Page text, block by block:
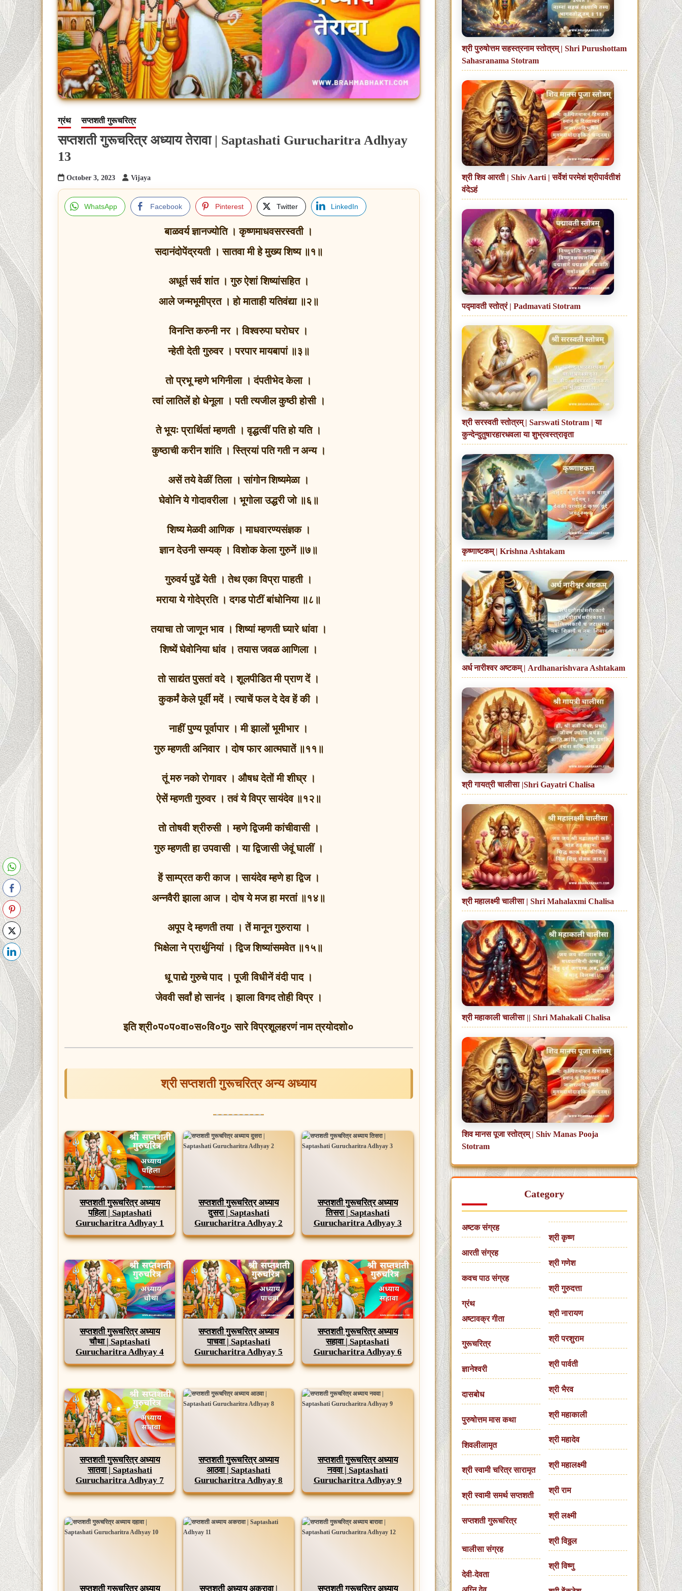
ग्रंथ सप्तशती गुरूचरित्र
सप्तशती गुरूचरित्र अध्याय तेरावा | Saptashati Gurucharitra Adhyay
13
October 3, 2023 Vijaya
WhatsApp Facebook Pinterest Twitter LinkedIn
बाळवर्य ज्ञानज्योति । कृष्णमाधवसरस्वती ।
सदानंदोपेंद्रयती । सातवा मी हे मुख्य शिष्य ॥१॥
अधूर्त सर्व शांत । गुरु ऐशां शिष्यांसहित ।
आले जन्मभूमीप्रत । हो माताही यतिवंद्या ॥२॥
विनन्ति करुनी नर । विश्वरुपा घरोघर ।
न्हेती देती गुरुवर । परपार मायबापां ॥३॥
तो प्रभू म्हणे भगिनीला । दंपतीभेद केला ।
त्वां लातिलें हो धेनूला । पती त्यजील कुष्ठी होसी ।
ते भूयः प्रार्थितां म्हणती । वृद्धत्वीं पति हो यति ।
कुष्ठाची करीन शांति । स्त्रियां पति गती न अन्य ।
असें तये वेळीं तिला । सांगोन शिष्यमेळा ।
घेवोनि ये गोदावरीला । भूगोला उद्धरी जो ॥६॥
शिष्य मेळवी आणिक । माधवारण्यसंज्ञक ।
ज्ञान देउनी सम्यक् । विशोक केला गुरुनें ॥७॥
गुरुवर्य पुढें येती । तेथ एका विप्रा पाहती ।
मराया ये गोदेप्रति । दगड पोटीं बांधोनिया ॥८॥
तयाचा तो जाणून भाव । शिष्यां म्हणती घ्यारे धांवा ।
शिष्यें घेवोनिया धांव । तयास जवळ आणिला ।
तो साद्यंत पुसतां वदे । शूलपीडित मी प्राण दें ।
कुकर्मं केले पूर्वीं मदें । त्याचें फल दे देव हें की ।
नाहीं पुण्य पूर्वापार । मी झालों भूमीभार ।
गुरु म्हणती अनिवार । दोष फार आत्मघातें ॥११॥
तूं मरु नको रोगावर । औषध देतों मी शीघ्र ।
ऐसें म्हणती गुरुवर । तवं ये विप्र सायंदेव ॥१२॥
तो तोषवी श्रीरुसी । म्हणे द्विजमी कांचीवासी ।
गुरु म्हणती हा उपवासी । या द्विजासी जेवूं घालीं ।
हें साम्प्रत करी काज । सायंदेव म्हणे हा द्विज ।
अन्नवैरी झाला आज । दोष ये मज हा मरतां ॥१४॥
अपूप दे म्हणती तया । तें मानून गुरुराया ।
भिक्षेला ने प्रार्थुनियां । द्विज शिष्यांसमवेत ॥१५॥
धू पाद्ये गुरुचे पाद । पूजी विधीनें वंदी पाद ।
जेववी सर्वां हो सानंद । झाला विगद तोही विप्र ।
इति श्री०प०प०वा०स०वि०गु० सारे विप्रशूलहरणं नाम त्रयोदशो०
श्री सप्तशती गुरूचरित्र अन्य अध्याय
सप्तशती गुरूचरित्र अध्याय
पहिला | Saptashati
Gurucharitra Adhyay 1
सप्तशती गुरूचरित्र अध्याय
दुसरा | Saptashati
Gurucharitra Adhyay 2
सप्तशती गुरूचरित्र अध्याय
तिसरा | Saptashati
Gurucharitra Adhyay 3
सप्तशती गुरूचरित्र अध्याय
चौथा | Saptashati
Gurucharitra Adhyay 4
सप्तशती गुरूचरित्र अध्याय
पाचवा | Saptashati
Gurucharitra Adhyay 5
सप्तशती गुरूचरित्र अध्याय
सहावा | Saptashati
Gurucharitra Adhyay 6
सप्तशती गुरूचरित्र अध्याय
सातवा | Saptashati
Gurucharitra Adhyay 7
सप्तशती गुरूचरित्र अध्याय
आठवा | Saptashati
Gurucharitra Adhyay 8
सप्तशती गुरूचरित्र अध्याय
नववा | Saptashati
Gurucharitra Adhyay 9
सप्तशती गुरूचरित्र अध्याय सप्तशती अध्याय अकरावा | सप्तशती गुरूचरित्र अध्याय
श्री पुरुषोत्तम सहस्त्रनाम स्तोत्रम् | Shri Purushottam
Sahasranama Stotram
श्री शिव आरती | Shiv Aarti | सर्वेशं परमेशं श्रीपार्वतीशं
वंदेऽहं
पद्मावती स्तोत्रं | Padmavati Stotram
श्री सरस्वती स्तोत्रम् | Sarswati Stotram | या
कुन्देन्दुतुषारहारधवला या शुभ्रवस्त्रावृता
कृष्णाष्टकम् | Krishna Ashtakam
अर्ध नारीश्वर अष्टकम् | Ardhanarishvara Ashtakam
श्री गायत्री चालीसा |Shri Gayatri Chalisa
श्री महालक्ष्मी चालीसा | Shri Mahalaxmi Chalisa
श्री महाकाली चालीसा || Shri Mahakali Chalisa
शिव मानस पूजा स्तोत्रम् | Shiv Manas Pooja
Stotram
Category
अष्टक संग्रह
आरती संग्रह
कवच पाठ संग्रह
ग्रंथ
अष्टावक्र गीता
गुरूचरित्र
ज्ञानेश्वरी
दासबोध
पुरुषोत्तम मास कथा
शिवलीलामृत
श्री स्वामी चरित्र सारामृत
श्री स्वामी समर्थ सप्तशती
सप्तशती गुरूचरित्र
चालीसा संग्रह
देवी-देवता
श्री कृष्ण
श्री गणेश
श्री गुरुदत्ता
श्री नारायण
श्री परशुराम
श्री पार्वती
श्री भैरव
श्री महाकाली
श्री महादेव
श्री महालक्ष्मी
श्री राम
श्री लक्ष्मी
श्री विठ्ठल
श्री विष्णु